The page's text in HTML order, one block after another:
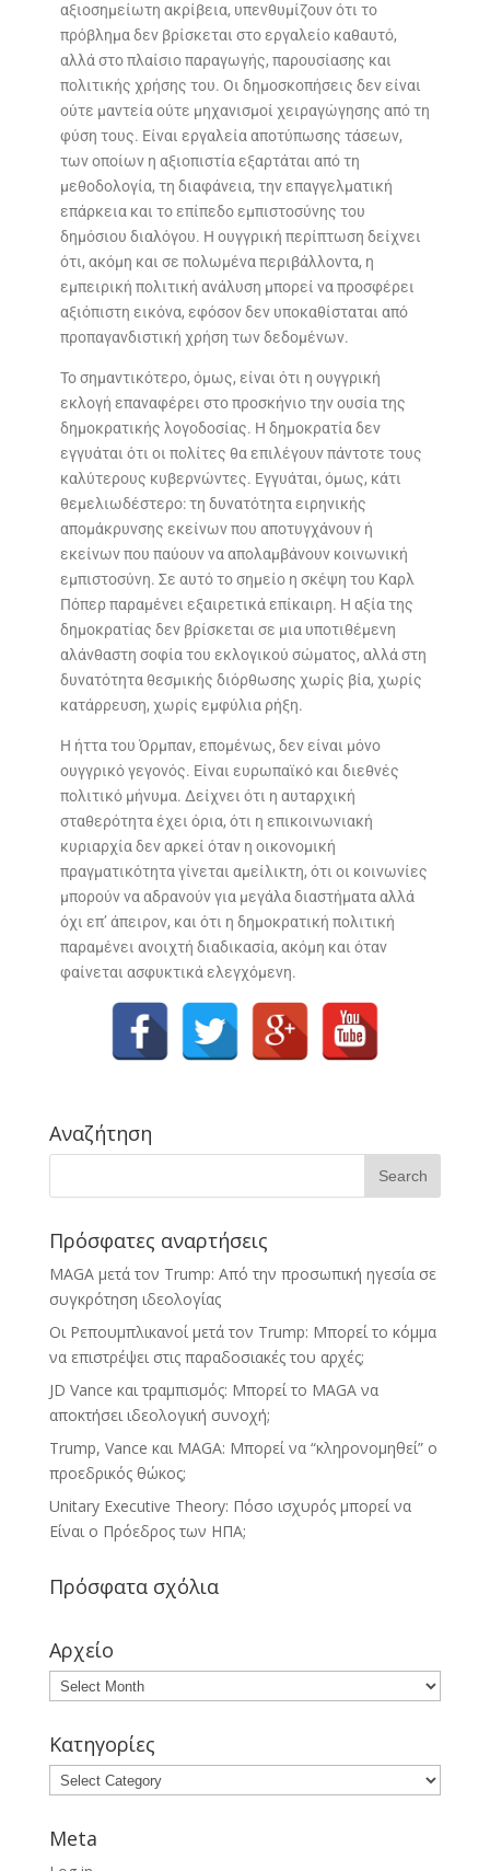
αξιοσημείωτη ακρίβεια, υπενθυμίζουν ότι το
πρόβλημα δεν βρίσκεται στο εργαλείο καθαυτό,
αλλά στο πλαίσιο παραγωγής, παρουσίασης και
πολιτικής χρήσης του. Οι δημοσκοπήσεις δεν είναι
ούτε μαντεία ούτε μηχανισμοί χειραγώγησης από τη
φύση τους. Είναι εργαλεία αποτύπωσης τάσεων,
των οποίων η αξιοπιστία εξαρτάται από τη
μεθοδολογία, τη διαφάνεια, την επαγγελματική
επάρκεια και το επίπεδο εμπιστοσύνης του
δημόσιου διαλόγου. Η ουγγρική περίπτωση δείχνει
ότι, ακόμη και σε πολωμένα περιβάλλοντα, η
εμπειρική πολιτική ανάλυση μπορεί να προσφέρει
αξιόπιστη εικόνα, εφόσον δεν υποκαθίσταται από
προπαγανδιστική χρήση των δεδομένων.
Το σημαντικότερο, όμως, είναι ότι η ουγγρική
εκλογή επαναφέρει στο προσκήνιο την ουσία της
δημοκρατικής λογοδοσίας. Η δημοκρατία δεν
εγγυάται ότι οι πολίτες θα επιλέγουν πάντοτε τους
καλύτερους κυβερνώντες. Εγγυάται, όμως, κάτι
θεμελιωδέστερο: τη δυνατότητα ειρηνικής
απομάκρυνσης εκείνων που αποτυγχάνουν ή
εκείνων που παύουν να απολαμβάνουν κοινωνική
εμπιστοσύνη. Σε αυτό το σημείο η σκέψη του Καρλ
Πόπερ παραμένει εξαιρετικά επίκαιρη. Η αξία της
δημοκρατίας δεν βρίσκεται σε μια υποτιθέμενη
αλάνθαστη σοφία του εκλογικού σώματος, αλλά στη
δυνατότητα θεσμικής διόρθωσης χωρίς βία, χωρίς
κατάρρευση, χωρίς εμφύλια ρήξη.
Η ήττα του Όρμπαν, επομένως, δεν είναι μόνο
ουγγρικό γεγονός. Είναι ευρωπαϊκό και διεθνές
πολιτικό μήνυμα. Δείχνει ότι η αυταρχική
σταθερότητα έχει όρια, ότι η επικοινωνιακή
κυριαρχία δεν αρκεί όταν η οικονομική
πραγματικότητα γίνεται αμείλικτη, ότι οι κοινωνίες
μπορούν να αδρανούν για μεγάλα διαστήματα αλλά
όχι επ’ άπειρον, και ότι η δημοκρατική πολιτική
παραμένει ανοιχτή διαδικασία, ακόμη και όταν
φαίνεται ασφυκτικά ελεγχόμενη.
Αναζήτηση
Πρόσφατες αναρτήσεις
MAGA μετά τον Trump: Από την προσωπική ηγεσία σε
συγκρότηση ιδεολογίας
Οι Ρεπουμπλικανοί μετά τον Trump: Μπορεί το κόμμα
να επιστρέψει στις παραδοσιακές του αρχές;
JD Vance και τραμπισμός: Μπορεί το MAGA να
αποκτήσει ιδεολογική συνοχή;
Trump, Vance και MAGA: Μπορεί να “κληρονομηθεί” ο
προεδρικός θώκος;
Unitary Executive Theory: Πόσο ισχυρός μπορεί να
Είναι ο Πρόεδρος των ΗΠΑ;
Πρόσφατα σχόλια
Αρχείο
Κατηγορίες
Meta